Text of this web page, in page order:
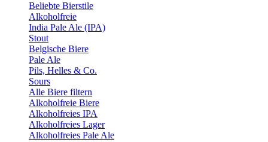
Beliebte Bierstile
Alkoholfreie
India Pale Ale (IPA)
Stout
Belgische Biere
Pale Ale
Pils, Helles & Co.
Sours
Alle Biere filtern
Alkoholfreie Biere
Alkoholfreies IPA
Alkoholfreies Lager
Alkoholfreies Pale Ale